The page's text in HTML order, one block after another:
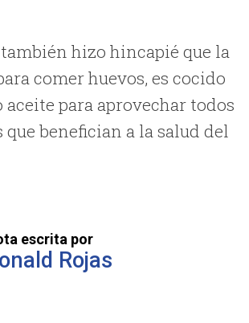
también hizo hincapié que la
comer huevos, es cocido
aceite para aprovechar todos
benefician a la salud del
escrita por
Rojas